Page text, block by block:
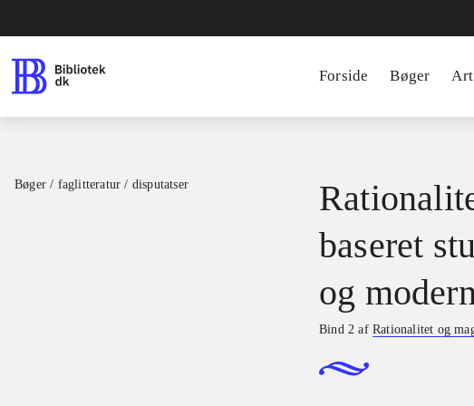
Forside Bøger
Bøger / faglitteratur / disputatser
baseret
og
Bind 2 afRationalitet og